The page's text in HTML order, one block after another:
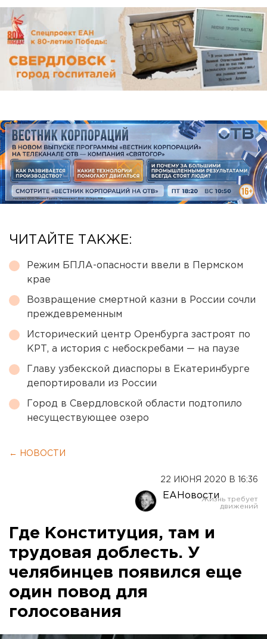
ЧИТАЙТЕ ТАКЖЕ:
Режим БПЛА-опасности ввели в Пермском
крае
Возвращение смертной казни в России сочли
преждевременным
Исторический центр Оренбурга застроят по
КРТ, а история с небоскребами — на паузе
Главу узбекской диаспоры в Екатеринбурге
депортировали из России
Город в Свердловской области подтопило
несуществующее озеро
← НОВОСТИ
22 ИЮНЯ 2020 В 16:36
ЕАНовости
Где Конституция, там и
трудовая доблесть. У
челябинцев появился еще
один повод для
голосования